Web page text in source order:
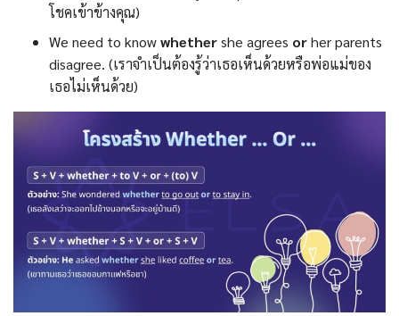
โชคเข้าข้างคุณ)
We need to knowwhethershe agrees orher parents
disagree. (เราจำเป็นต้องรู้ว่าเธอเห็นด้วยหรือพ่อแม่ของ
เธอไม่เห็นด้วย)